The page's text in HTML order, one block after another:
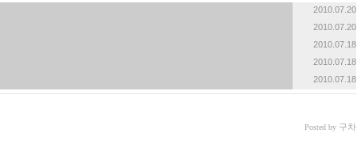
2010.07.20
2010.07.20
2010.07.18
2010.07.18
2010.07.18
Posted by 구